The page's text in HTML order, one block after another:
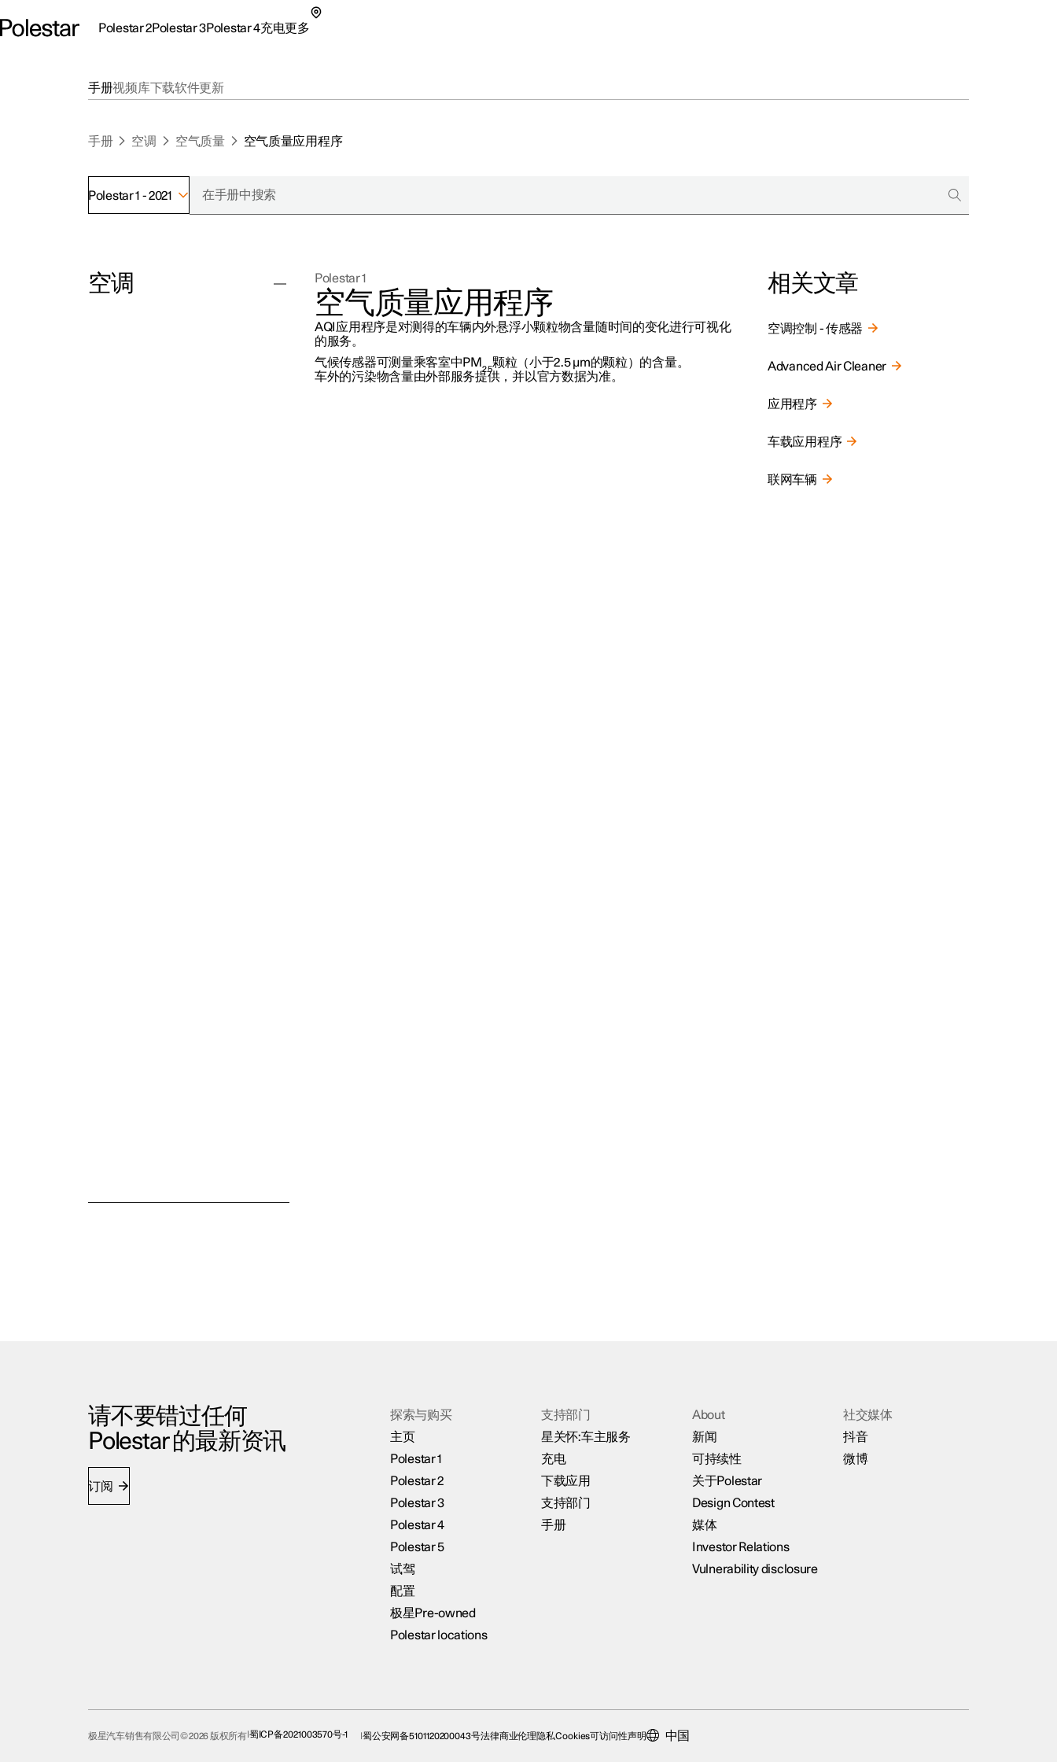
Polestar 2Polestar 3Polestar 4充电更多
联系我们
探索Polestar 3
公共充电
车主服务
新闻
注册新闻简报
（在新窗口中打开）
手册视频库下载软件更新
手册 空调 空气质量 空气质量应用程序
Polestar 1 - 2021
空调 Polestar 1
空气质量应用程序
AQI应用程序是对测得的车辆内外悬浮小颗粒物含量随时间的变化进行可视化
的服务。
气候传感器可测量乘客室中PM
2.5
颗粒（小于2.5 μm的颗粒）的含量。
车外的污染物含量由外部服务提供，并以官方数据为准。
相关文章
空调控制 - 传感器
Advanced Air Cleaner
应用程序
车载应用程序
联网车辆
请不要错过任何
Polestar 的最新资讯
订阅
探索与购买
主页
Polestar 1
Polestar 2
Polestar 3
Polestar 4
Polestar 5
试驾
配置
极星Pre-owned
Polestar locations
支持部门
星关怀:车主服务
充电
下载应用
支持部门
手册
About
新闻
可持续性
关于Polestar
Design Contest
媒体
Investor Relations
Vulnerability disclosure
社交媒体
抖音
微博
极星汽车销售有限公司© 2026 版权所有 蜀ICP备2021003570号-1 蜀公安网备5101120200043号法律商业伦理隐私Cookies可访问性声明 中国